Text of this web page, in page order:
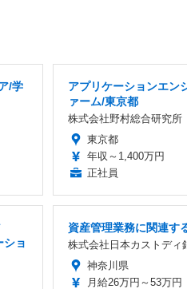
/学
アプリケーションエン
ァーム/東京都
株式会社野村総合研究所
東京都
年収～1,400万円
正社員
ショ
資産管理業務に関連す
株式会社日本カストディ
神奈川県
月給26万円～53万円